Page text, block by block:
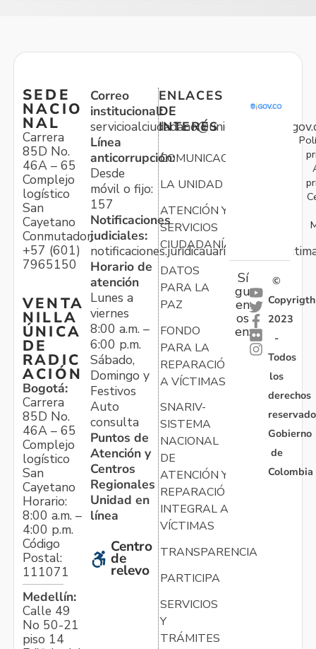
SEDE
NACIO
NAL
Carrera
85D No.
46A – 65
Complejo
logístico
San
Cayetano
Conmutador:
+57 (601)
7965150
VENTA
NILLA
ÚNICA
DE
RADIC
ACIÓN
Bogotá:
Carrera
85D No.
46A – 65
Complejo
logístico
San
Cayetano
Horario:
8:00 a.m. –
4:00 p.m.
Código
Postal:
111071
Medellín:
Calle 49
No 50-21
piso 14
Correo
institucional:
Línea
anticorrupción:
Desde
móvil o fijo:
157
Notificaciones
judiciales:
Horario de
atención
Lunes a
viernes
8:00 a.m. –
6:00 p.m.
Sábado,
Domingo y
Festivos
Auto
consulta
Puntos de
Atención y
Centros
Regionales
Unidad en
línea
Centro
de
relevo
ENLACES
DE
INTERÉS
COMUNICACIONES
LA UNIDAD
ATENCIÓN Y
SERVICIOS
CIUDADANÍA
DATOS
PARA LA
PAZ
FONDO
PARA LA
REPARACIÓN
A VÍCTIMAS
SNARIV-
SISTEMA
NACIONAL
DE
ATENCIÓN Y
REPARACIÓN
INTEGRAL A
VÍCTIMAS
TRANSPARENCIA
PARTICIPA
SERVICIOS
Y
TRÁMITES
Sí
gu
en
os
en:
©
Copyrigth
2023
-
Todos
los
derechos
Gobierno
de
Colombia